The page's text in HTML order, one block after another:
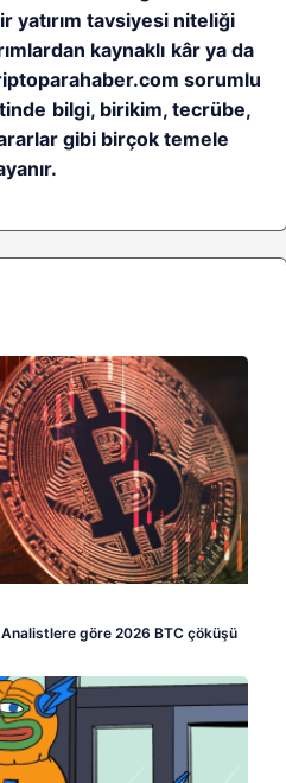
yatırım tavsiyesi niteliği
kaynaklı kâr ya da
sorumlu
bilgi, birikim, tecrübe,
gibi birçok temele
Analistlere göre 2026 BTC çöküşü